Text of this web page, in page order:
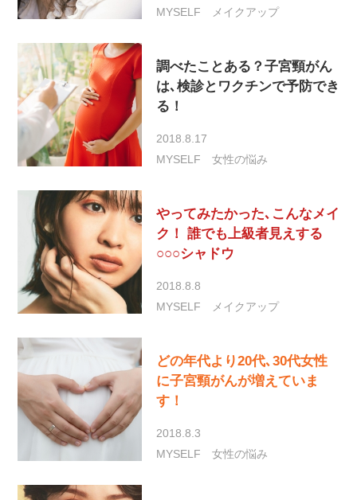
MYSELF
メイクアップ
調べたことある？子宮頸がん
は､検診とワクチンで予防でき
る！
2018.8.17
MYSELF
女性の悩み
やってみたかった､こんなメイ
ク！ 誰でも上級者見えする
○○○シャドウ
2018.8.8
MYSELF
メイクアップ
どの年代より20代､30代女性
に子宮頸がんが増えていま
す！
2018.8.3
MYSELF
女性の悩み